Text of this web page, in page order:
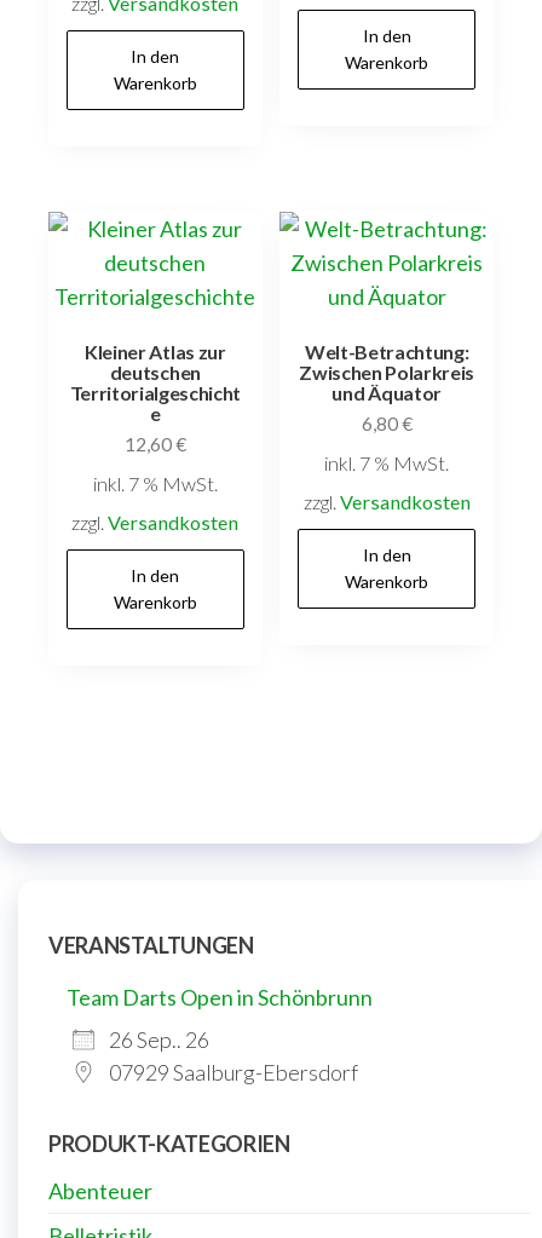
In den
Warenkorb
In den
Warenkorb
Kleiner Atlas zur
deutschen
Territorialgeschicht
e
12,60€
inkl. 7 % MwSt.
zzgl.Versandkosten
In den
Warenkorb
Welt-Betrachtung:
Zwischen Polarkreis
und Äquator
6,80€
inkl. 7 % MwSt.
zzgl. Versandkosten
In den
Warenkorb
VERANSTALTUNGEN
Team Darts Open in Schönbrunn
26 Sep.. 26
07929 Saalburg-Ebersdorf
PRODUKT-KATEGORIEN
Abenteuer